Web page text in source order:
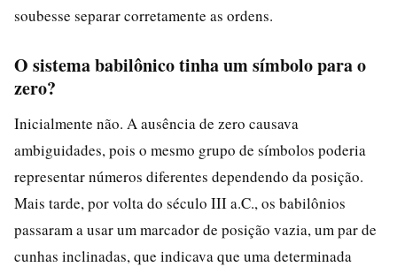
soubesse separar corretamente as ordens.
O sistema babilônico tinha um símbolo para o
zero?
Inicialmente não. A ausência de zero causava
ambiguidades, pois o mesmo grupo de símbolos poderia
representar números diferentes dependendo da posição.
Mais tarde, por volta do século III a.C., os babilônios
passaram a usar um marcador de posição vazia, um par de
cunhas inclinadas, que indicava que uma determinada